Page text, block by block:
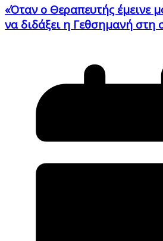
«Όταν ο Θεραπευτής έμεινε
να διδάξει η Γεθσημανή στη